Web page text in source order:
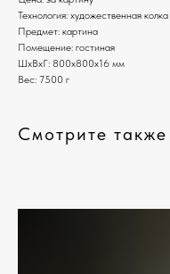
Технология: художественная колка
Предмет: картина
Помещение: гостиная
ШxВxГ: 800x800x16 мм
Вес: 7500 г
Смотрите также